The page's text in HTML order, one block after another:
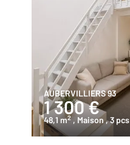
AUBERVILLIERS 93
1 300 €
48,1 m2 , Maison , 3 pcs